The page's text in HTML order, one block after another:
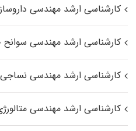
کارشناسی ارشد مهندسی
کارشناسی ارشد مهندسی
کارشناسی ارشد مهندسی
کارشناسی ارشد مهندسی